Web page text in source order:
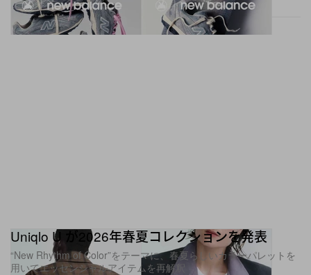
Uniqlo U が2026年春夏コレクションを発表
“New Rhythm of Color”をテーマに、春夏らしいカラーパレットを
用いてエッセンシャルアイテムを再解釈